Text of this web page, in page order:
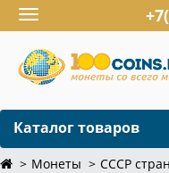
Toggle
navigation
Каталог товаров
Монеты СССР